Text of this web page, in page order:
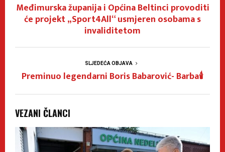
Međimurska županija i Općina Beltinci provoditi
će projekt „Sport4All“ usmjeren osobama s
invaliditetom
SLJEDEĆA OBJAVA
Preminuo legendarni Boris Babarović- Barba🕯
VEZANI ČLANCI